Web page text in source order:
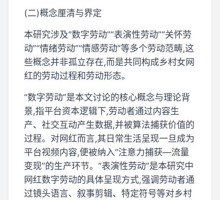
(二)概念厘清与界定
本研究涉及“数字劳动”“表演性劳动”“关怀劳
动”“情绪劳动”“情感劳动”等多个劳动范畴,这
些概念并非孤立存在,而是共同构成乡村女网
红的劳动过程和劳动形态。
“数字劳动”是本文讨论的核心概念与理论背
景,指平台资本逻辑下,劳动者通过内容生
产、社交互动产生数据,并被算法捕获价值的
过程。对网红而言,其日常生活呈现一旦成为
平台视频内容,便被纳入“注意力捕获—流量
变现”的生产环节。“表演性劳动”是本研究中
网红数字劳动的具体呈现方式,强调劳动者通
过镜头语言、叙事剪辑、特定符号等对乡村